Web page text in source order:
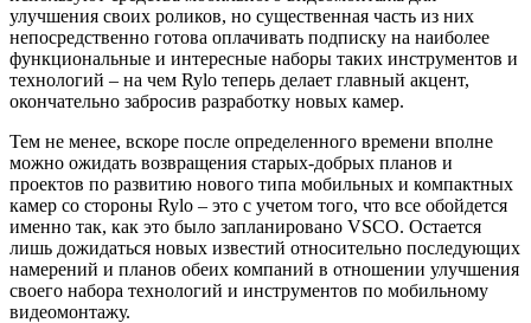
улучшения своих роликов, но существенная часть из них
непосредственно готова оплачивать подписку на наиболее
функциональные и интересные наборы таких инструментов и
технологий – на чем Rylo теперь делает главный акцент,
окончательно забросив разработку новых камер.
Тем не менее, вскоре после определенного времени вполне
можно ожидать возвращения старых-добрых планов и
проектов по развитию нового типа мобильных и компактных
камер со стороны Rylo – это с учетом того, что все обойдется
именно так, как это было запланировано VSCO. Остается
лишь дожидаться новых известий относительно последующих
намерений и планов обеих компаний в отношении улучшения
своего набора технологий и инструментов по мобильному
видеомонтажу.